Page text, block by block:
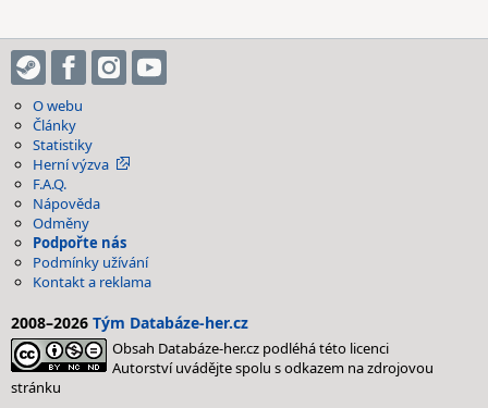
O webu
Články
Statistiky
Herní výzva
F.A.Q.
Nápověda
Odměny
Podpořte nás
Podmínky užívání
Kontakt a reklama
2008–2026 Tým Databáze-her.cz
Obsah Databáze-her.cz podléhá této licenci
Autorství uvádějte spolu s odkazem na zdrojovou
stránku